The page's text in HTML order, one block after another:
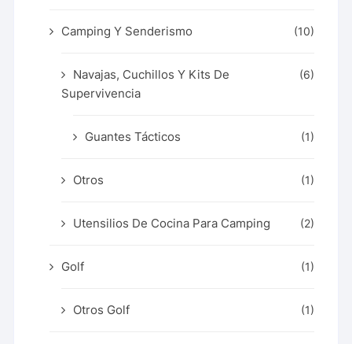
Camping Y Senderismo (10)
Navajas, Cuchillos Y Kits De
Supervivencia
(6)
Guantes Tácticos (1)
Otros (1)
Utensilios De Cocina Para Camping (2)
Golf (1)
Otros Golf (1)